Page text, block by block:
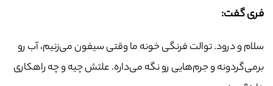
فری گفت:
سلام و درود. توالت فرنگی خونه ما وقتی سیفون می‌زنیم، آب رو
برمی‌گردونه و جرم‌هایی رو نگه می‌داره. علتش چیه و چه راهکاری